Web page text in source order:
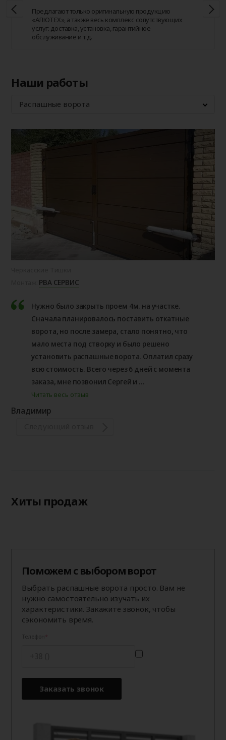
Предлагают только оригинальную продукцию
«АЛЮТЕХ», а также весь комплекс сопутствующих
услуг: доставка, установка, гарантийное
обслуживание и т.д.
Наши работы
Распашные ворота
РВА СЕРВИС
Нужно было закрыть проем 4м. на участке.
Сначала планировалось поставить откатные
ворота, но после замера, стало понятно, что
мало места под створку и было решено
установить распашные ворота. Оплатил сразу
всю стоимость. Всего через 6 дней с момента
заказа, мне позвонил Сергей и ...
Читать весь отзыв
Владимир
Хиты продаж
Поможем с выбором ворот
Выбрать распашные ворота просто. Вам не
нужно самостоятельно изучать их
характеристики. Закажите звонок, чтобы
сэкономить время.
Заказать звонок